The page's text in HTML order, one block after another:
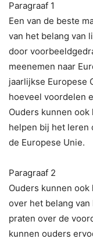
Paragraaf 1
Een van de beste
van het belang van
door
meenemen naar
jaarlijkse Europese
hoeveel voordelen
Ouders kunnen
helpen bij het leren
de Europese Unie.
Paragraaf 2
Ouders kunnen
over het belang
praten over de
kunnen ouders